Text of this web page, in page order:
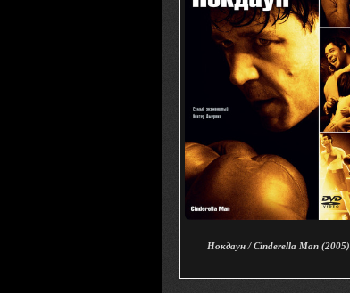
Нокдаун / Cinderella Man (2005)